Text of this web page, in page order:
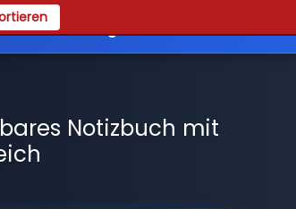
Notizbuch mit